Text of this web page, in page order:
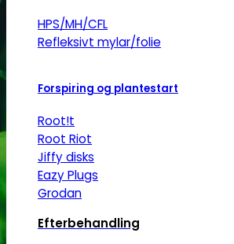
HPS/MH/CFL
Refleksivt mylar/folie
Forspiring og plantestart
Root!t
Root Riot
Jiffy disks
Eazy Plugs
Grodan
Efterbehandling